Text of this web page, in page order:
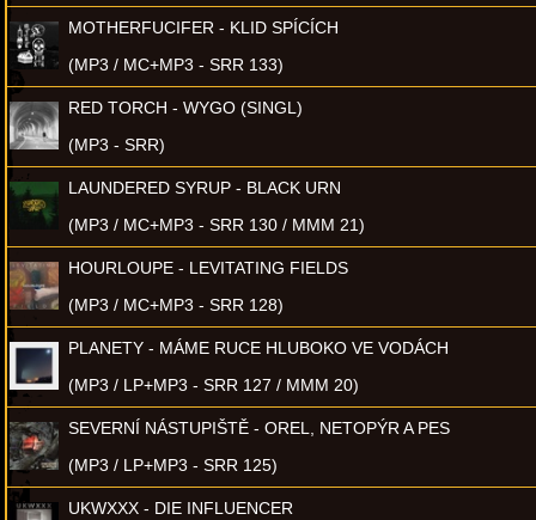
MOTHERFUCIFER - KLID SPÍCÍCH
(MP3 / MC+MP3 - SRR 133)
RED TORCH - WYGO (SINGL)
(MP3 - SRR)
LAUNDERED SYRUP - BLACK URN
(MP3 / MC+MP3 - SRR 130 / MMM 21)
HOURLOUPE - LEVITATING FIELDS
(MP3 / MC+MP3 - SRR 128)
PLANETY - MÁME RUCE HLUBOKO VE VODÁCH
(MP3 / LP+MP3 - SRR 127 / MMM 20)
SEVERNÍ NÁSTUPIŠTĚ - OREL, NETOPÝR A PES
(MP3 / LP+MP3 - SRR 125)
UKWXXX - DIE INFLUENCER